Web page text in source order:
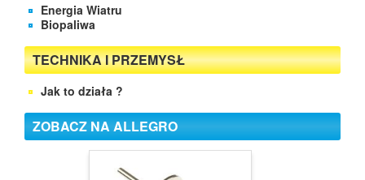
Energia Wiatru
Biopaliwa
TECHNIKA I PRZEMYSŁ
Jak to działa ?
ZOBACZ NA ALLEGRO